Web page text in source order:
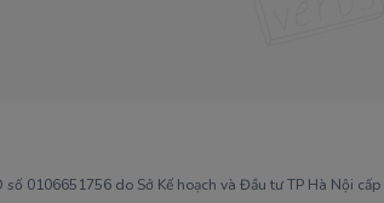
số 0106651756 do Sở Kế hoạch và Đầu tư TP Hà Nội